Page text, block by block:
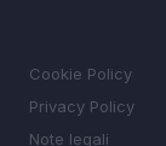
Cookie Policy
Privacy Policy
Note legali